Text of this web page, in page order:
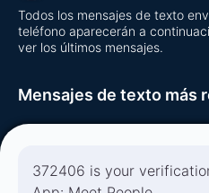
Todos los mensajes de texto
teléfono aparecerán a
ver los últimos mensajes.
Mensajes de texto más
372406 is your